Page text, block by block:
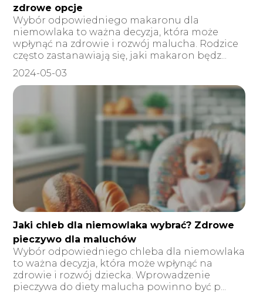
zdrowe opcje
Wybór odpowiedniego makaronu dla
niemowlaka to ważna decyzja, która może
wpłynąć na zdrowie i rozwój malucha. Rodzice
często zastanawiają się, jaki makaron będz...
2024-05-03
Jaki chleb dla niemowlaka wybrać? Zdrowe
pieczywo dla maluchów
Wybór odpowiedniego chleba dla niemowlaka
to ważna decyzja, która może wpłynąć na
zdrowie i rozwój dziecka. Wprowadzenie
pieczywa do diety malucha powinno być p...